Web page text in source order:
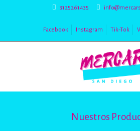
3125261435
Facebook Instagram Tik-Tok
Nuestros